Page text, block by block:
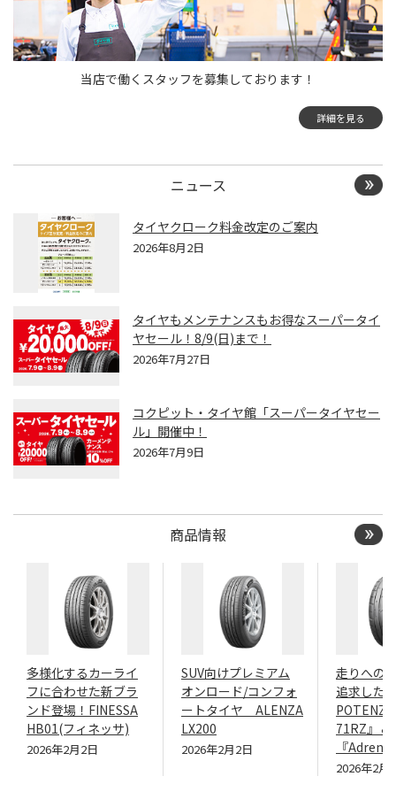
当店で働くスタッフを募集しております！
詳細を見る
ニュース
タイヤクローク料金改定のご案内
2026年8月2日
タイヤもメンテナンスもお得なスーパータイ
ヤセール！8/9(日)まで！
2026年7月27日
コクピット・タイヤ館「スーパータイヤセー
ル」開催中！
2026年7月9日
商品情報
多様化するカーライ
フに合わせた新ブラ
ンド登場！FINESSA
HB01(フィネッサ)
2026年2月2日
SUV向けプレミアム
オンロード/コンフォ
ートタイヤ ALENZA
LX200
2026年2月2日
走りへの
追求した
71RZ』＆
『
2026年2月